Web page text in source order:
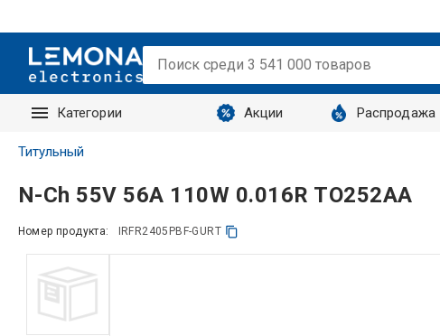
Категории Акции Распродажа
Запросы
Титульный
N-Ch 55V 56A 110W 0.016R TO252AA
Номер продукта: IRFR2405PBF-GURT